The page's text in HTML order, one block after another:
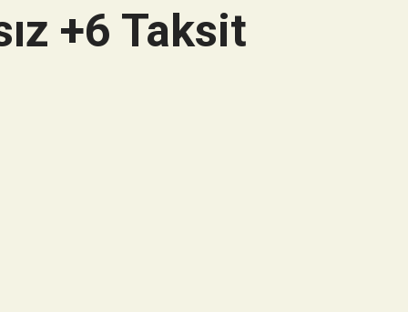
+6 Taksit